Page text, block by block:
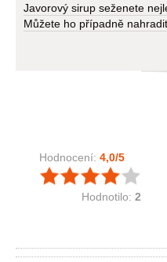
Javorový sirup seženete
Můžete ho případně
Hodnocení: 4,0/5
Hodnotilo: 2